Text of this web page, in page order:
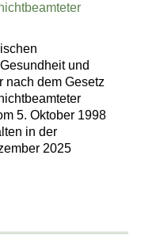
und
nach dem Gesetz
5. Oktober 1998
in der
2025